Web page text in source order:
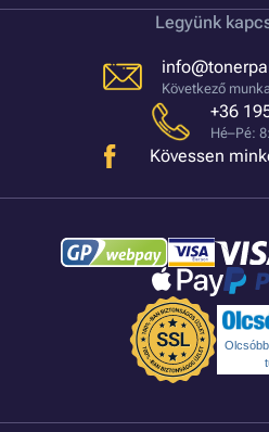
Legyünk
Következő
+36
Hé–Pé:
Kövessen